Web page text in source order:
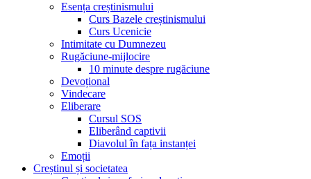
Esența creștinismului
Curs Bazele creștinismului
Curs Ucenicie
Intimitate cu Dumnezeu
Rugăciune-mijlocire
10 minute despre rugăciune
Devoțional
Vindecare
Eliberare
Cursul SOS
Eliberând captivii
Diavolul în fața instanței
Emoții
Creștinul și societatea